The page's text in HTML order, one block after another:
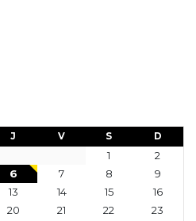
J V S D
1
2
6 7 8
9
13 14 15
16
20 21 22
23